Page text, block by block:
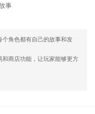
事
个角色都有自己的故事和发
和商店功能，让玩家能够更方